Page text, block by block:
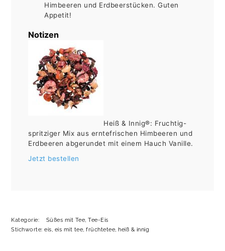
Himbeeren und Erdbeerstücken. Guten
Appetit!
Notizen
Heiß & Innig®: Fruchtig-
spritziger Mix aus erntefrischen Himbeeren und
Erdbeeren abgerundet mit einem Hauch Vanille.
Jetzt bestellen
Kategorie: Süßes mit Tee,Tee-Eis
Stichworte:eis, eis mit tee,früchtetee, heiß & innig